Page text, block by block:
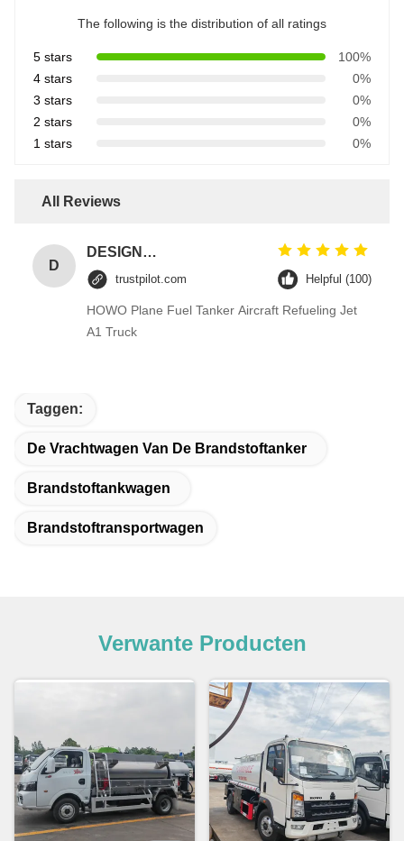
The following is the distribution of all ratings
5 stars
100%
4 stars
0%
3 stars
0%
2 stars
0%
1 stars
0%
All Reviews
D
DESIGNER CODE
trustpilot.com Helpful (100)
HOWO Plane Fuel Tanker Aircraft Refueling Jet
A1 Truck
Taggen:
De Vrachtwagen Van De Brandstoftanker
Brandstoftankwagen
Brandstoftransportwagen
Verwante Producten